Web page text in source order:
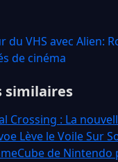
du VHS avec Alien:
de cinéma
similaires
Crossing : La
Lève le Voile Sur
de